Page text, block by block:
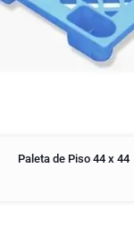
Paleta de Piso 44 x 44